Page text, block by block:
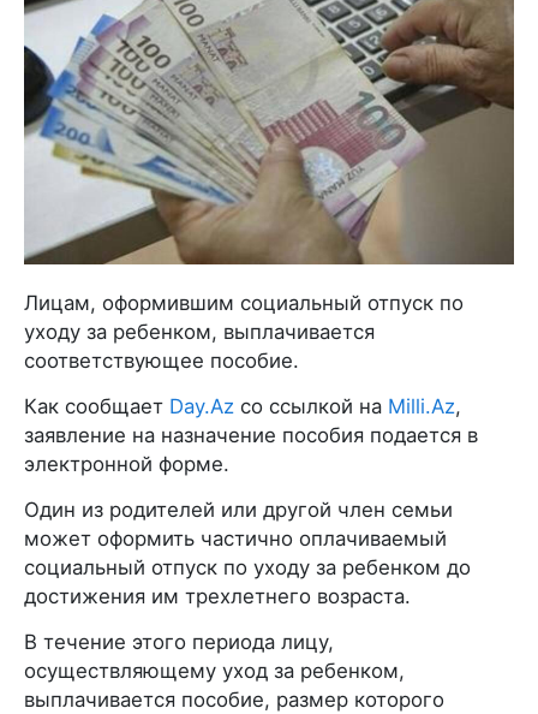
Лицам, оформившим социальный отпуск по
уходу за ребенком, выплачивается
соответствующее пособие.
Как сообщает Day.Az со ссылкой на Milli.Az,
заявление на назначение пособия подается в
электронной форме.
Один из родителей или другой член семьи
может оформить частично оплачиваемый
социальный отпуск по уходу за ребенком до
достижения им трехлетнего возраста.
В течение этого периода лицу,
осуществляющему уход за ребенком,
выплачивается пособие, размер которого